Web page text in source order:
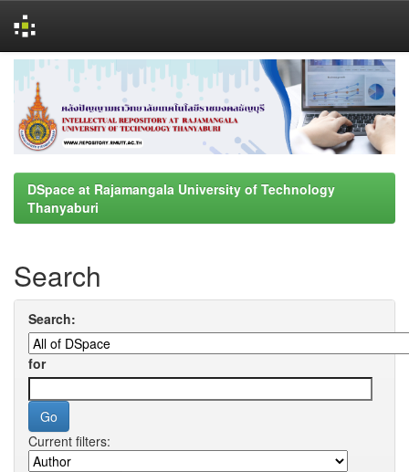
navigation
DSpace at Rajamangala University of Technology
Thanyaburi
Search
Search:
for
Current filters: